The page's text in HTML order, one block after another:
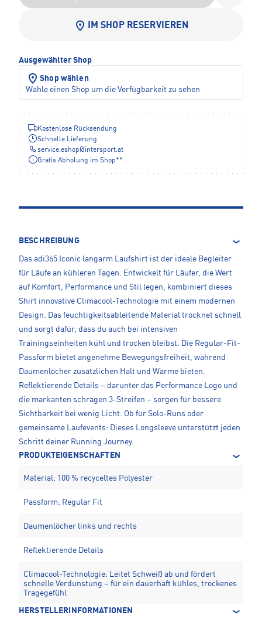
IM SHOP RESERVIEREN
Ausgewählter Shop
Shop wählen
Wähle einen Shop um die Verfügbarkeit zu sehen
Kostenlose Rücksendung
Schnelle Lieferung
service.eshop@intersport.at
Gratis Abholung im Shop**
BESCHREIBUNG
Das adi365 Iconic langarm Laufshirt ist der ideale Begleiter
für Läufe an kühleren Tagen. Entwickelt für Läufer, die Wert
auf Komfort, Performance und Stil legen, kombiniert dieses
Shirt innovative Climacool-Technologie mit einem modernen
Design. Das feuchtigkeitsableitende Material trocknet schnell
und sorgt dafür, dass du auch bei intensiven
Trainingseinheiten kühl und trocken bleibst. Die Regular-Fit-
Passform bietet angenehme Bewegungsfreiheit, während
Daumenlöcher zusätzlichen Halt und Wärme bieten.
Reflektierende Details – darunter das Performance Logo und
die markanten schrägen 3-Streifen – sorgen für bessere
Sichtbarkeit bei wenig Licht. Ob für Solo-Runs oder
gemeinsame Laufevents: Dieses Longsleeve unterstützt jeden
Schritt deiner Running Journey.
PRODUKTEIGENSCHAFTEN
Material: 100 % recyceltes Polyester
Passform: Regular Fit
Daumenlöcher links und rechts
Reflektierende Details
Climacool-Technologie: Leitet Schweiß ab und fördert
schnelle Verdunstung – für ein dauerhaft kühles, trockenes
Tragegefühl
HERSTELLERINFORMATIONEN